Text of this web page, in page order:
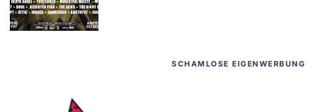
SCHAMLOSE EIGENWERBUNG